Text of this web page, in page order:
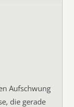
Aufschwung
die gerade